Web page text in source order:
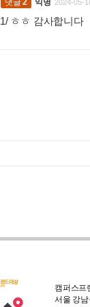
댓글2 익명 2024-05-
1/ ㅎㅎ 감사합니다
캠퍼스프
서울 강